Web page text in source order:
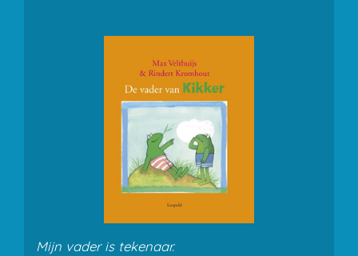
Mijn vader is tekenaar.